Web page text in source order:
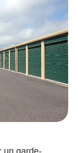
un garde-